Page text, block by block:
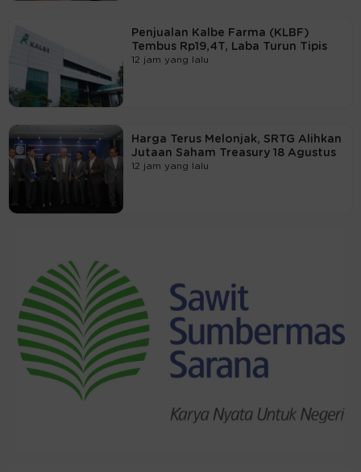
Penjualan Kalbe Farma (KLBF)
Tembus Rp19,4T, Laba Turun Tipis
12 jam yang lalu
Harga Terus Melonjak, SRTG Alihkan
Jutaan Saham Treasury 18 Agustus
12 jam yang lalu